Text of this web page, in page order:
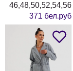
46,48,50,52,54,56
371 бел.руб